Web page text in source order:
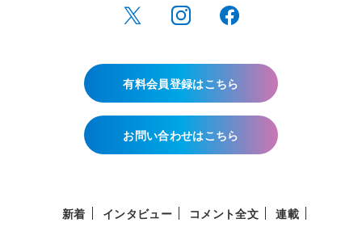
有料会員登録はこちら
お問い合わせはこちら
新着 インタビュー コメント全文 連載